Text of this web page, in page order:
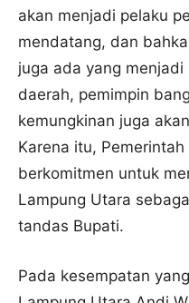
akan menjadi pelaku
mendatang, dan
juga ada yang
daerah, pemimpin
kemungkinan juga
Karena itu,
berkomitmen untuk
Lampung Utara
tandas Bupati.
Pada kesempatan